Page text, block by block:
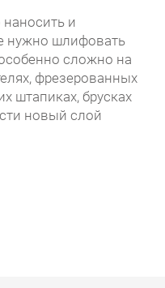
и
нужно шлифовать
сложно на
фрезерованных
штапиках, брусках
новый слой